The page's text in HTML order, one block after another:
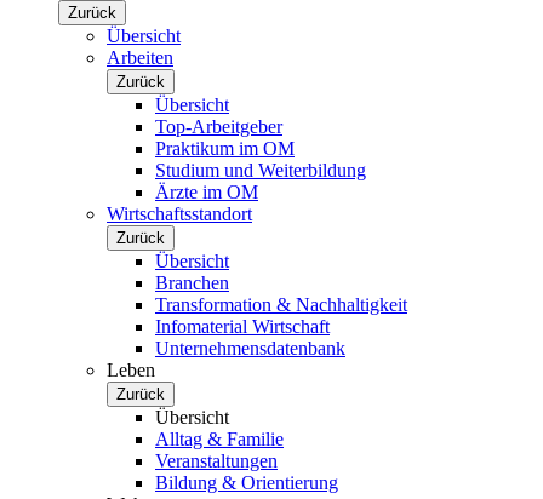
Zurück
Übersicht
Arbeiten
Zurück
Übersicht
Top-Arbeitgeber
Praktikum im OM
Studium und Weiterbildung
Ärzte im OM
Wirtschaftsstandort
Zurück
Übersicht
Branchen
Transformation & Nachhaltigkeit
Infomaterial Wirtschaft
Unternehmensdatenbank
Leben
Zurück
Übersicht
Alltag & Familie
Veranstaltungen
Bildung & Orientierung